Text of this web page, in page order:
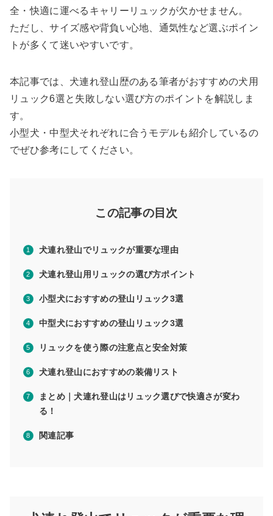
全・快適に運べるキャリーリュックが欠かせません。
ただし、サイズ感や背負い心地、通気性など選ぶポイン
トが多くて迷いやすいです。
本記事では、犬連れ登山歴のある筆者がおすすめの犬用
リュック6選と失敗しない選び方のポイントを解説しま
す。
小型犬・中型犬それぞれに合うモデルも紹介しているの
でぜひ参考にしてください。
この記事の目次
犬連れ登山でリュックが重要な理由
犬連れ登山用リュックの選び方ポイント
小型犬におすすめの登山リュック3選
中型犬におすすめの登山リュック3選
リュックを使う際の注意点と安全対策
犬連れ登山におすすめの装備リスト
まとめ｜犬連れ登山はリュック選びで快適さが変わ
る！
関連記事